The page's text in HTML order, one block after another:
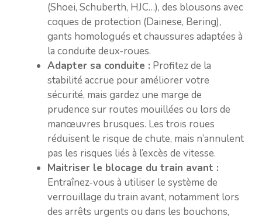
(Shoei, Schuberth, HJC…), des blousons avec
coques de protection (Dainese, Bering),
gants homologués et chaussures adaptées à
la conduite deux-roues.
Adapter sa conduite : Profitez de la
stabilité accrue pour améliorer votre
sécurité, mais gardez une marge de
prudence sur routes mouillées ou lors de
manœuvres brusques. Les trois roues
réduisent le risque de chute, mais n’annulent
pas les risques liés à l’excès de vitesse.
Maitriser le blocage du train avant :
Entraînez-vous à utiliser le système de
verrouillage du train avant, notamment lors
des arrêts urgents ou dans les bouchons,